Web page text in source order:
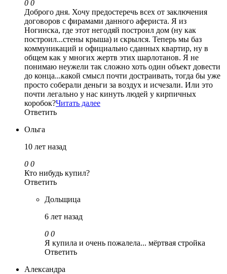
0 0
Доброго дня. Хочу предостеречь всех от заключения
договоров с фирамами данного афериста. Я из
Ногинска, где этот негодяй построил дом (ну как
построил...стены крыша) и скрылся. Теперь мы баз
коммуникаций и официально сданных квартир, ну в
общем как у многих жертв этих шарлотанов. Я не
понимаю неужели так сложно хоть один объект довести
до конца...какой смысл почти достраивать, тогда бы уже
просто соберали деньги за воздух и исчезали. Или это
почти легально у нас кинуть людей у кирпичных
коробок?Читать далее
Ответить
Ольга
10 лет назад
0 0
Кто нибудь купил?
Ответить
Дольщица
6 лет назад
0 0
Я купила и очень пожалела... мёртвая стройка
Ответить
Александра